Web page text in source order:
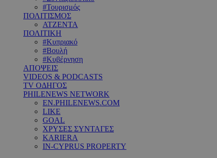
#Τουρισμός
ΠΟΛΙΤΙΣΜΟΣ
ΑΤΖΕΝΤΑ
ΠΟΛΙΤΙΚΗ
#Κυπριακό
#Βουλή
#Κυβέρνηση
ΑΠΟΨΕΙΣ
VIDEOS & PODCASTS
TV ΟΔΗΓΟΣ
PHILENEWS NETWORK
EN.PHILENEWS.COM
LIKE
GOAL
ΧΡΥΣΕΣ ΣΥΝΤΑΓΕΣ
KARIERA
IN-CYPRUS PROPERTY